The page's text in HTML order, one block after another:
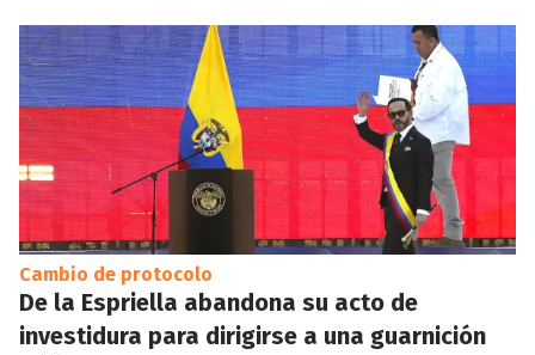
Cambio de protocolo
De la Espriella abandona su acto de
investidura para dirigirse a una guarnición